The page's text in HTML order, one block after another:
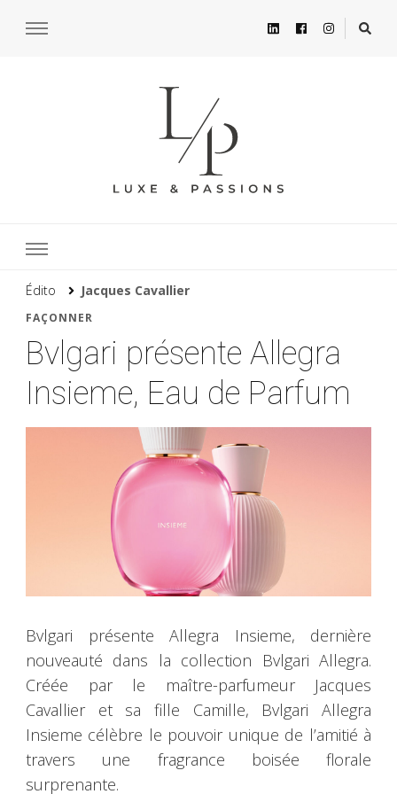
Édito Jacques Cavallier
FAÇONNER
Bvlgari présente Allegra
Insieme, Eau de Parfum
Bvlgari présente Allegra Insieme, dernière
nouveauté dans la collection Bvlgari Allegra.
Créée par le maître-parfumeur Jacques
Cavallier et sa fille Camille, Bvlgari Allegra
Insieme célèbre le pouvoir unique de l’amitié à
travers une fragrance boisée florale
surprenante.